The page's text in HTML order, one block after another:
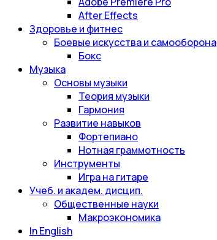
After Effects
Здоровье и фитнес
Боевые искусства и самооборона
Бокс
Музыка
Основы музыки
Теория музыки
Гармония
Развитие навыков
Фортепиано
Нотная граммотность
Инструменты
Игра на гитаре
Учеб. и академ. дисцип.
Общественные науки
Макроэкономика
In English